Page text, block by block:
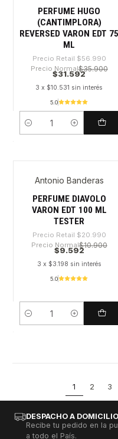
PERFUME HUGO
(CANTIMPLORA)
REVERSED VARON EDT 75
ML
Precio Retail $56.990
Precio Normal$35.900
$31.592
3 x $10.531 sin interés
5.0
Cantidad
-54%
Antonio Banderas
PERFUME DIAVOLO
VARON EDT 100 ML
TESTER
Precio Retail $20.990
Precio Normal$10.900
$9.592
3 x $3.198 sin interés
5.0
Cantidad
1 2 3
DESPACHO A DOMICILIO
Recibe tu pedido en la
a todo el País.